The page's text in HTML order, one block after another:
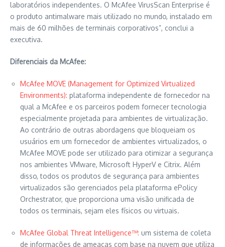
laboratórios independentes. O McAfee VirusScan Enterprise é
o produto antimalware mais utilizado no mundo, instalado em
mais de 60 milhões de terminais corporativos”, conclui a
executiva.
Diferenciais da McAfee:
McAfee MOVE (Management for Optimized Virtualized
Environments): plataforma independente de fornecedor na
qual a McAfee e os parceiros podem fornecer tecnologia
especialmente projetada para ambientes de virtualização.
Ao contrário de outras abordagens que bloqueiam os
usuários em um fornecedor de ambientes virtualizados, o
McAfee MOVE pode ser utilizado para otimizar a segurança
nos ambientes VMware, Microsoft HyperV e Citrix. Além
disso, todos os produtos de segurança para ambientes
virtualizados são gerenciados pela plataforma ePolicy
Orchestrator, que proporciona uma visão unificada de
todos os terminais, sejam eles físicos ou virtuais.
McAfee Global Threat Intelligence™: um sistema de coleta
de informações de ameaças com base na nuvem que utiliza